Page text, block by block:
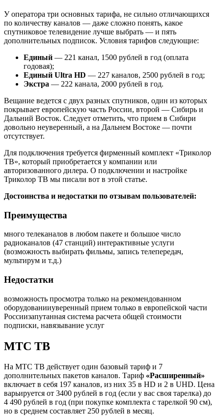
У оператора три основных тарифа, не сильно отличающихся
по количеству каналов — даже сложно понять, какое
спутниковое телевидение лучше выбрать — и пять
дополнительных подписок. Условия тарифов следующие:
Единый — 221 канал, 1500 рублей в год (оплата
годовая);
Единый Ultra HD — 227 каналов, 2500 рублей в год;
Экстра — 222 канала, 2000 рублей в год.
Вещание ведется с двух разных спутников, один из которых
покрывает европейскую часть России, второй — Сибирь и
Дальний Восток. Следует отметить, что прием в Сибири
довольно неуверенный, а на Дальнем Востоке — почти
отсутствует.
Для подключения требуется фирменный комплект «Триколор
ТВ», который приобретается у компании или
авторизованного дилера. О подключении и настройке
Триколор ТВ мы писали вот в этой статье.
Достоинства и недостатки по отзывам пользователей:
Преимущества
много телеканалов в любом пакете и большое число
радиоканалов (47 станций) интерактивные услуги
(возможность выбирать фильмы, запись телепередач,
мультирум и т.д.)
Недостатки
возможность просмотра только на рекомендованном
оборудованииуверенный прием только в европейской части
Россиизапутанная система расчета общей стоимости
подписки, навязывание услуг
МТС ТВ
На МТС ТВ действует один базовый тариф и 7
дополнительных пакетов каналов. Тариф «Расширенный»
включает в себя 197 каналов, из них 35 в HD и 2 в UHD. Цена
варьируется от 3400 рублей в год (если у вас своя тарелка) до
4 490 рублей в год (при покупке комплекта с тарелкой 90 см),
но в среднем составляет 250 рублей в месяц.